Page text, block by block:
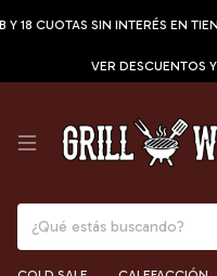
SIN INTERÉS EN TIENDA!
VER DESCUENTOS